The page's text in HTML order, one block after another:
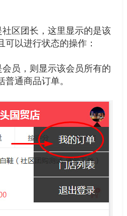
区团长，这里显示的是该
可以进行状态的操作：
员，则显示该会员所有的
通商品订单。